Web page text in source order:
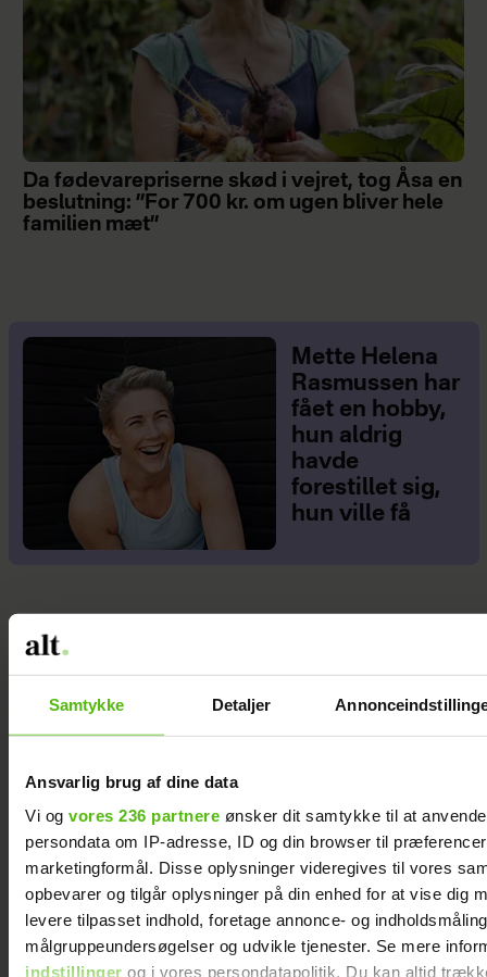
Samtykke Detaljer
Ansvarlig brug af dine data
Vi og vores 236 partnere ønsker dit samtykke til at
persondata om IP-adresse, ID og din browser til
marketingformål. Disse oplysninger videregives til vores
opbevarer og tilgår oplysninger på din enhed for at vise dig
levere tilpasset indhold, foretage annonce- og
målgruppeundersøgelser og udvikle tjenester. Se mere
indstillinger og i vores persondatapolitik. Du kan altid
Da fødevarepriserne skød i vejret, tog Åsa en
beslutning: ”For 700 kr. om ugen bliver hele
familien mæt”
Mette Helena
Rasmussen har
fået en hobby,
hun aldrig
havde
forestillet sig,
hun ville få